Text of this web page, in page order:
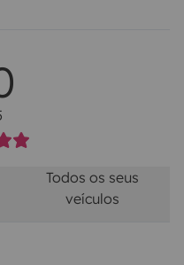
Todos os seus
veículos